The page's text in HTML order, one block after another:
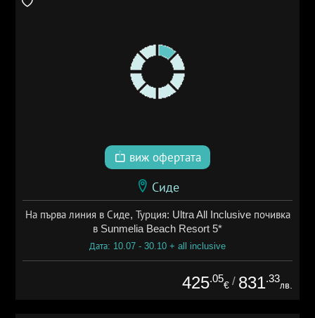
виж офертата
Сиде
На първа линия в Сиде, Турция: Ultra All Inclusive почивка
в Sunmelia Beach Resort 5*
Дата: 10.07 - 30.10 + all inclusive
425.05
€ / 831.33
лв.